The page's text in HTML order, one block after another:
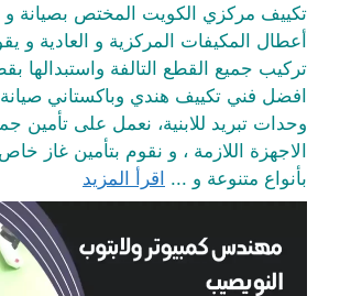
تكييف مركزي الكويت المختص بصيانة و
أعطال المكيفات المركزية و العادية و
تركيب جميع القطع التالفة واستبدالها
افضل فني تكييف هندي وباكستاني
وحدات تبريد للابنية، نعمل على تأمين
الاجهزة اللازمة ، و نقوم بتأمين غاز
بأنواع متنوعة و ... اقرأ المزيد